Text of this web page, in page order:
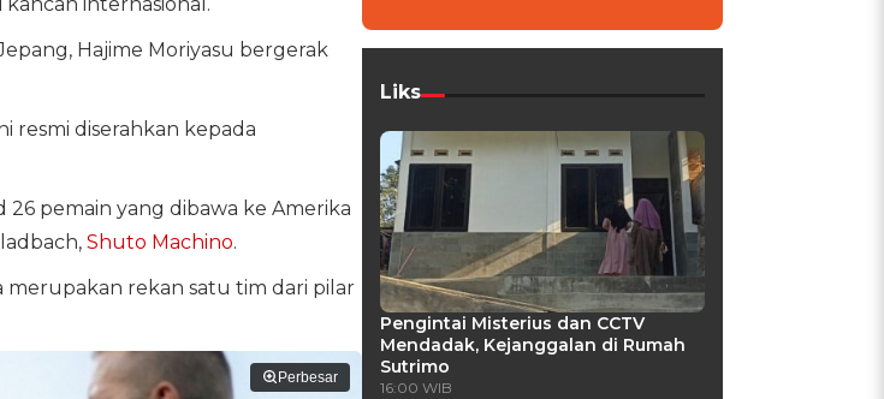
Hajime Moriyasu bergerak
resmi diserahkan kepada
pemain yang dibawa ke Amerika
Shuto Machino.
rekan satu tim dari pilar
Perbesar
Liks
Pengintai Misterius dan CCTV
Mendadak, Kejanggalan di Rumah
Sutrimo
16:00 WIB